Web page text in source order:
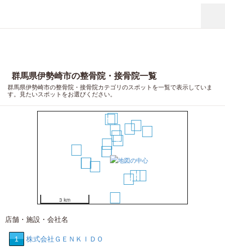
群馬県伊勢崎市の整骨院・接骨院一覧
群馬県伊勢崎市の整骨院・接骨院カテゴリのスポットを一覧で表示していま
す。見たいスポットをお選びください。
1
2
3 4
5
6 8
12
1415
16
3 km
店舗・施設・会社名
1 株式会社ＧＥＮＫＩＤＯ